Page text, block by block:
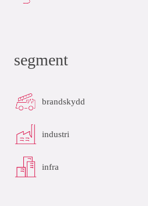
segment
brandskydd
industri
infra